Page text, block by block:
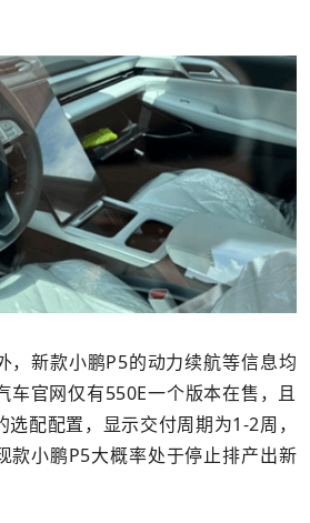
，新款小鹏P5的动力续航等信息均
车官网仅有550E一个版本在售，且
配配置，显示交付周期为1-2周，
款小鹏P5大概率处于停止排产出新